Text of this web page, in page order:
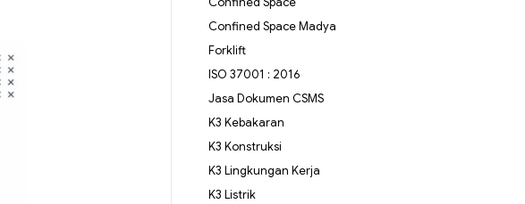
Confined Space Madya
Forklift
ISO 37001 : 2016
Jasa Dokumen CSMS
K3 Kebakaran
K3 Konstruksi
K3 Lingkungan Kerja
K3 Listrik